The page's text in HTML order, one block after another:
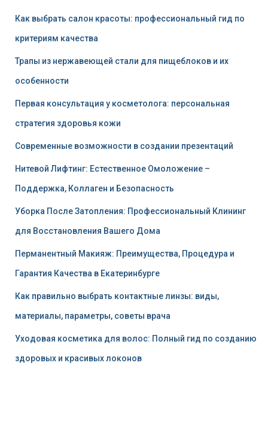
Как выбрать салон красоты: профессиональный гид по
критериям качества
Трапы из нержавеющей стали для пищеблоков и их
особенности
Первая консультация у косметолога: персональная
стратегия здоровья кожи
Современные возможности в создании презентаций
Нитевой Лифтинг: Естественное Омоложение –
Поддержка, Коллаген и Безопасность
Уборка После Затопления: Профессиональный Клининг
для Восстановления Вашего Дома
Перманентный Макияж: Преимущества, Процедура и
Гарантия Качества в Екатеринбурге
Как правильно выбрать контактные линзы: виды,
материалы, параметры, советы врача
Уходовая косметика для волос: Полный гид по созданию
здоровых и красивых локонов